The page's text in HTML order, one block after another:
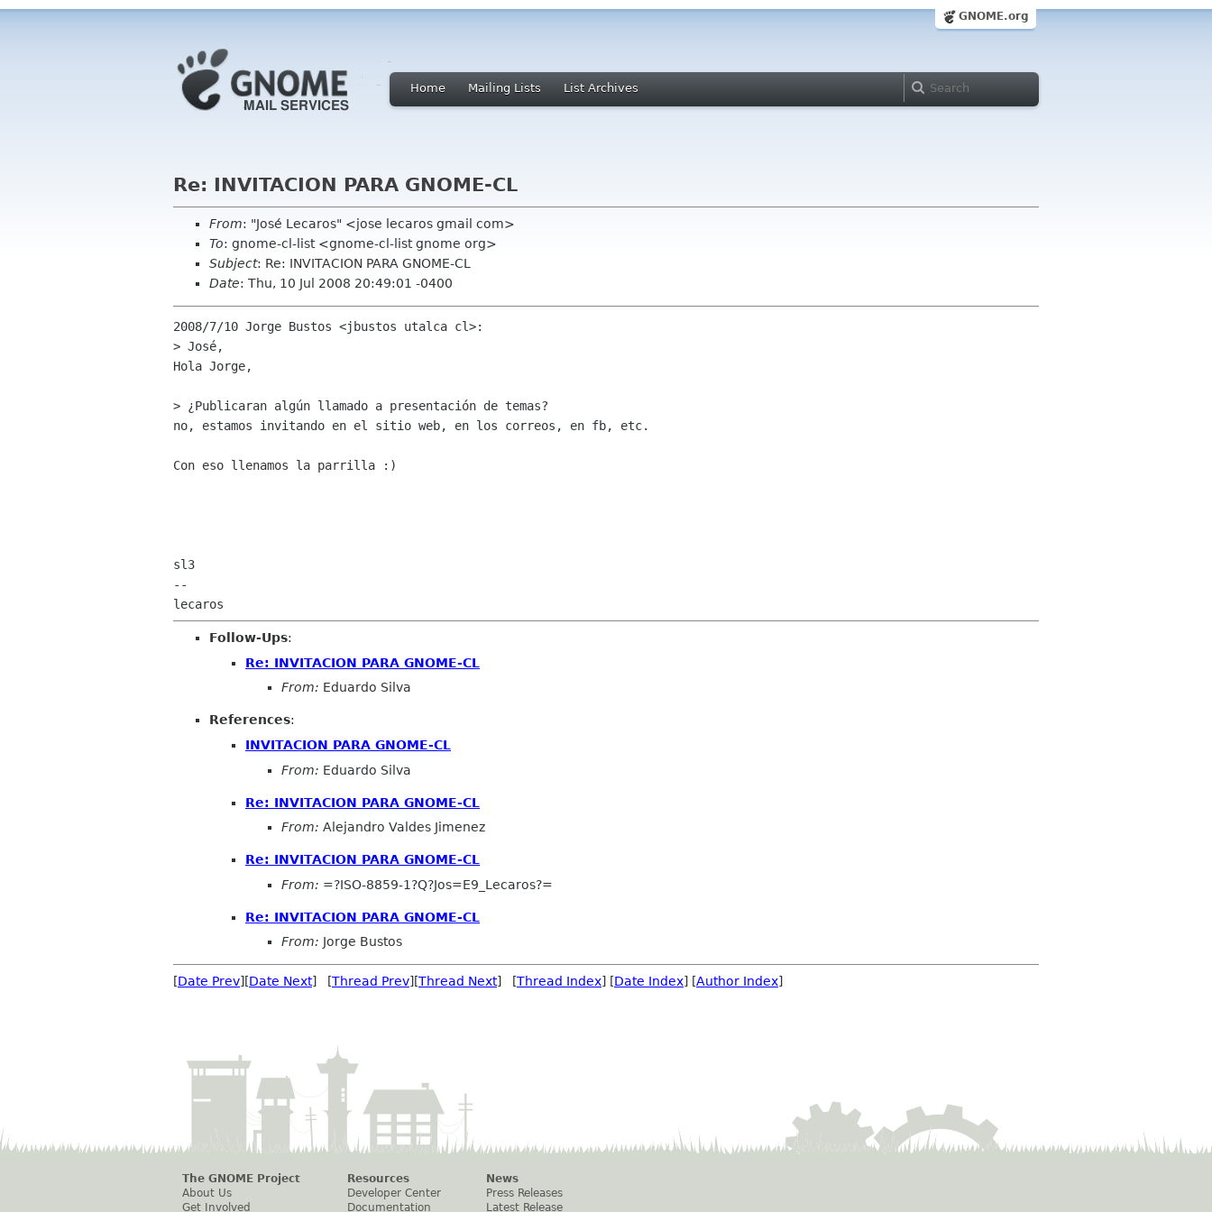
GNOME.org
Home Mailing Lists List Archives
Re: INVITACION PARA GNOME-CL
From: "José Lecaros" <jose lecaros gmail com>
To: gnome-cl-list <gnome-cl-list gnome org>
Subject: Re: INVITACION PARA GNOME-CL
Date: Thu, 10 Jul 2008 20:49:01 -0400
2008/7/10 Jorge Bustos <jbustos utalca cl>:
> José,
Hola Jorge,
> ¿Publicaran algún llamado a presentación de temas?
no, estamos invitando en el sitio web, en los correos, en fb, etc.
Con eso llenamos la parrilla :)
sl3
--
Follow-Ups:
Re: INVITACION PARA GNOME-CL
From: Eduardo Silva
References:
INVITACION PARA GNOME-CL
From: Eduardo Silva
Re: INVITACION PARA GNOME-CL
From: Alejandro Valdes Jimenez
Re: INVITACION PARA GNOME-CL
From: =?ISO-8859-1?Q?Jos=E9_Lecaros?=
Re: INVITACION PARA GNOME-CL
From: Jorge Bustos
[Date Prev][Date Next] [Thread Prev][Thread Next] [Thread Index] [Date Index] [Author Index]
The GNOME Project
About Us
Get Involved
Resources
Developer Center
Documentation
News
Press Releases
Latest Release